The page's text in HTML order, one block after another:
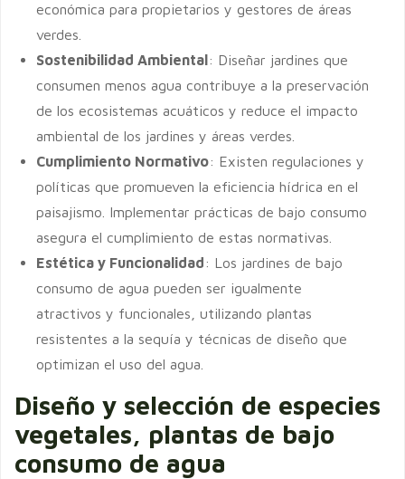
económica para propietarios y gestores de áreas
verdes.
Sostenibilidad Ambiental: Diseñar jardines que
consumen menos agua contribuye a la preservación
de los ecosistemas acuáticos y reduce el impacto
ambiental de los jardines y áreas verdes.
Cumplimiento Normativo: Existen regulaciones y
políticas que promueven la eficiencia hídrica en el
paisajismo. Implementar prácticas de bajo consumo
asegura el cumplimiento de estas normativas.
Estética y Funcionalidad: Los jardines de bajo
consumo de agua pueden ser igualmente
atractivos y funcionales, utilizando plantas
resistentes a la sequía y técnicas de diseño que
optimizan el uso del agua.
Diseño y selección de especies
vegetales, plantas de bajo
consumo de agua